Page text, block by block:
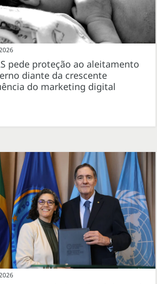
pede proteção ao aleitamento
diante da crescente
do marketing digital